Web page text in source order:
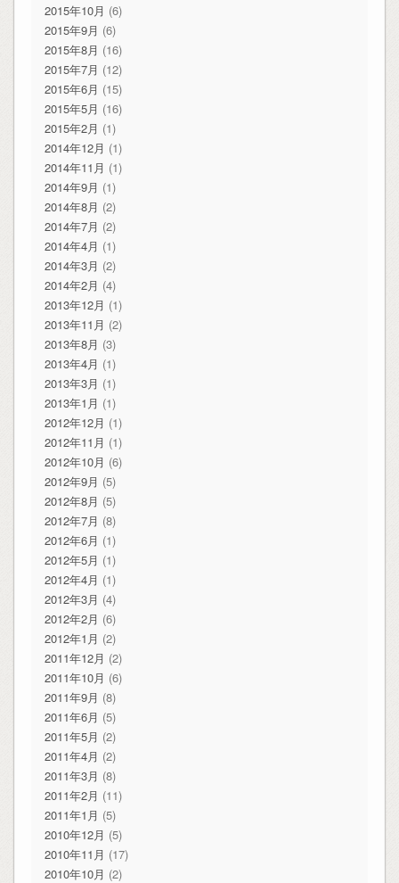
2015年10月 (6)
2015年9月 (6)
2015年8月 (16)
2015年7月 (12)
2015年6月 (15)
2015年5月 (16)
2015年2月 (1)
2014年12月 (1)
2014年11月 (1)
2014年9月 (1)
2014年8月 (2)
2014年7月 (2)
2014年4月 (1)
2014年3月 (2)
2014年2月 (4)
2013年12月 (1)
2013年11月 (2)
2013年8月 (3)
2013年4月 (1)
2013年3月 (1)
2013年1月 (1)
2012年12月 (1)
2012年11月 (1)
2012年10月 (6)
2012年9月 (5)
2012年8月 (5)
2012年7月 (8)
2012年6月 (1)
2012年5月 (1)
2012年4月 (1)
2012年3月 (4)
2012年2月 (6)
2012年1月 (2)
2011年12月 (2)
2011年10月 (6)
2011年9月 (8)
2011年6月 (5)
2011年5月 (2)
2011年4月 (2)
2011年3月 (8)
2011年2月 (11)
2011年1月 (5)
2010年12月 (5)
2010年11月 (17)
2010年10月 (2)